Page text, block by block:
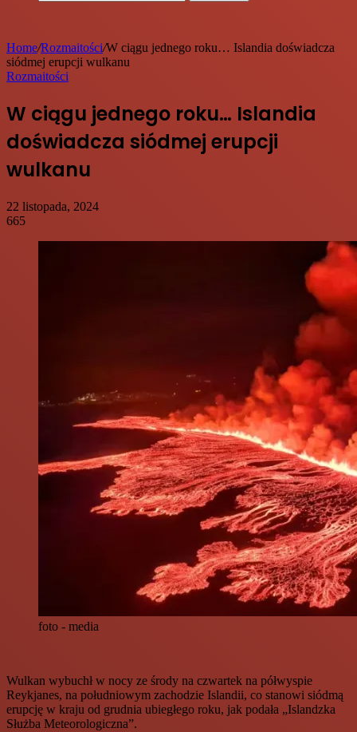
Home/Rozmaitości/W ciągu jednego roku… Islandia doświadcza
siódmej erupcji wulkanu
Rozmaitości
W ciągu jednego roku… Islandia
doświadcza siódmej erupcji
wulkanu
22 listopada, 2024
665
foto - media
Wulkan wybuchł w nocy ze środy na czwartek na półwyspie
Reykjanes, na południowym zachodzie Islandii, co stanowi siódmą
erupcję w kraju od grudnia ubiegłego roku, jak podała „Islandzka
Służba Meteorologiczna”.